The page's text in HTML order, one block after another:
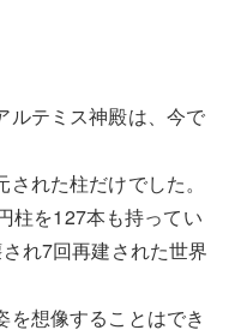
ルテミス神殿は、今で
れた柱だけでした。
柱を127本も持ってい
れ7回再建された世界
を想像することはでき